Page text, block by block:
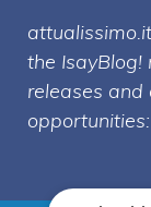
the IsayBlog!
releases and
opportunities: